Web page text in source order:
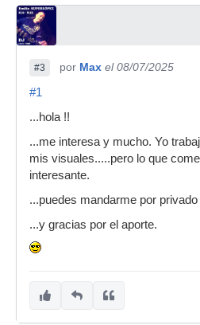
#3 por Max el 08/07/2025
#1
...hola !!
...me interesa y mucho. Yo
mis visuales.....pero lo que
interesante.
...puedes mandarme por
...y gracias por el aporte.